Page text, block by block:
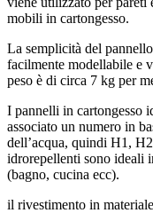
mobili in cartongesso.
La semplicità del
facilmente modellabile e
peso è di circa 7 kg per
I pannelli in cartongesso
associato un numero in
dell’acqua, quindi H1,
idrorepellenti sono ideali
(bagno, cucina ecc).
il rivestimento in